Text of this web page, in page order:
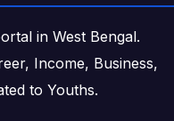
in West Bengal.
Income, Business,
to Youths.